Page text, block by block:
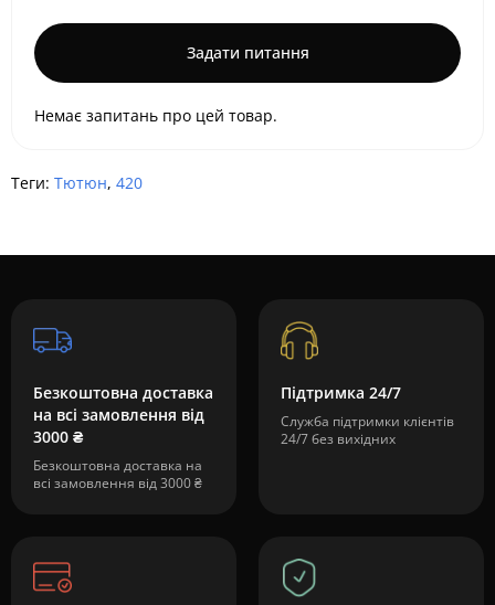
Задати питання
Немає запитань про цей товар.
Теги: Тютюн, 420
Безкоштовна доставка
на всі замовлення від
3000 ₴
Безкоштовна доставка на
всі замовлення від 3000 ₴
Підтримка 24/7
Служба підтримки клієнтів
24/7 без вихідних